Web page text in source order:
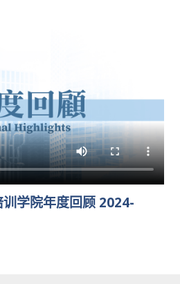
学院年度回顾 2024-